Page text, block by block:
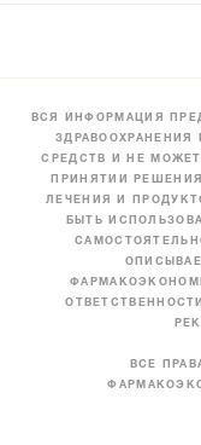
ВСЯ ИНФОРМАЦИЯ
СРЕДСТВ И НЕ
ПРИНЯТИИ
ЛЕЧЕНИЯ И
БЫТЬ
ВСЕ